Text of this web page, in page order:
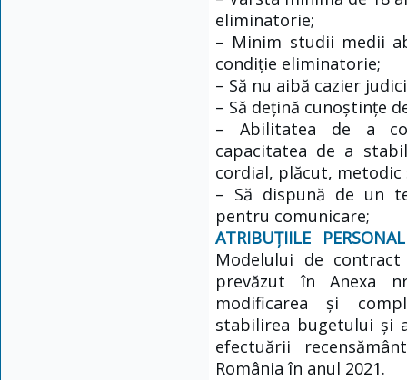
eliminatorie;
– Minim studii medii
condiție eliminatorie;
– Să nu aibă cazier
– Să dețină cunoștințe
– Abilitatea de a
capacitatea de a
cordial, plăcut, metodic
– Să dispună de un
pentru comunicare;
ATRIBUȚIILE
Modelului de
prevăzut în Anexa
modificarea și
stabilirea bugetului și
efectuării
România în anul 2021.